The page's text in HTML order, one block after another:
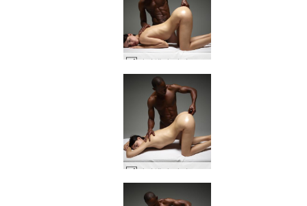
아리엘과 마이크 깊은 에로틱 마사지 #49
아리엘과 마이크 깊은 에로틱 마사지 #46